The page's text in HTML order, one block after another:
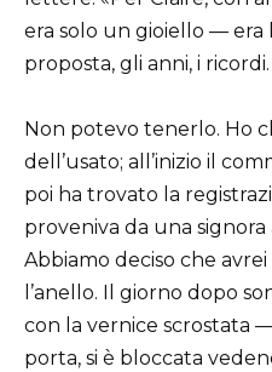
era solo un gioiello — era
proposta, gli anni, i ricordi.
Non potevo tenerlo. Ho
dell’usato; all’inizio il
poi ha trovato la
proveniva da una
Abbiamo deciso che
l’anello. Il giorno dopo
con la vernice scrostata
porta, si è bloccata